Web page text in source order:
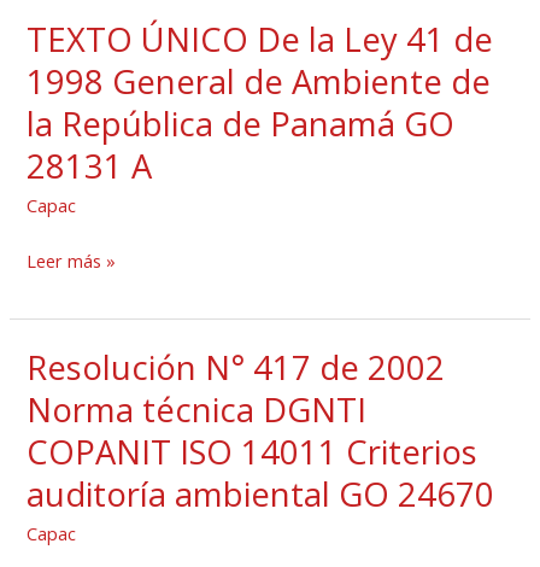
TEXTO ÚNICO De la Ley 41 de
1998 General de Ambiente de
la República de Panamá GO
28131 A
Capac
TEXTO
ÚNICO
De
la
Ley
41
1998
de
Ambiente
la
República
de
GO
Leer más »
Resolución N° 417 de 2002
Norma técnica DGNTI
COPANIT ISO 14011 Criterios
auditoría ambiental GO 24670
Capac
Resolución
N°
417
de
2002
Norma